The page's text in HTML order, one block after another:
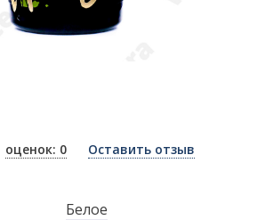
оценок: 0 Оставить отзыв
Белое